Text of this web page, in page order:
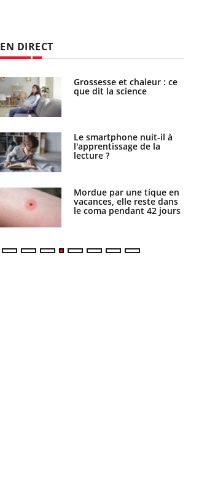
EN DIRECT
Grossesse et chaleur : ce
que dit la science
Le smartphone nuit-il à
l'apprentissage de la
lecture ?
Mordue par une tique en
vacances, elle reste dans
le coma pendant 42 jours
Mordue par un
barracuda, une petite fille
secourue grâce à un
Légionellose en Suisse :
quelle est l’origine de la
contamination ?
Allergies alimentaires :
une nouvelle arme contre
les réactions sévères